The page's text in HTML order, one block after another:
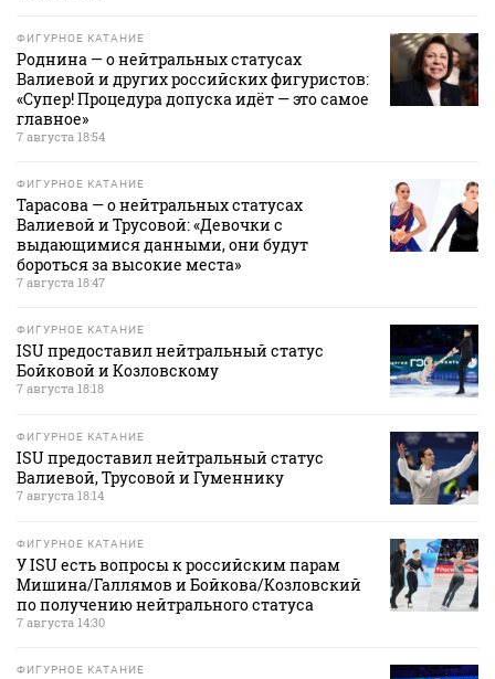
ФИГУРНОЕ КАТАНИЕ
Роднина — о нейтральных статусах
Валиевой и других российских фигуристов:
«Супер! Процедура допуска идёт — это самое
главное»
7 августа 18:54
ФИГУРНОЕ КАТАНИЕ
Тарасова — о нейтральных статусах
Валиевой и Трусовой: «Девочки с
выдающимися данными, они будут
бороться за высокие места»
7 августа 18:47
ФИГУРНОЕ КАТАНИЕ
ISU предоставил нейтральный статус
Бойковой и Козловскому
7 августа 18:18
ФИГУРНОЕ КАТАНИЕ
ISU предоставил нейтральный статус
Валиевой, Трусовой и Гуменнику
7 августа 18:14
ФИГУРНОЕ КАТАНИЕ
У ISU есть вопросы к российским парам
Мишина/Галлямов и Бойкова/Козловский
по получению нейтрального статуса
7 августа 14:30
ФИГУРНОЕ КАТАНИЕ